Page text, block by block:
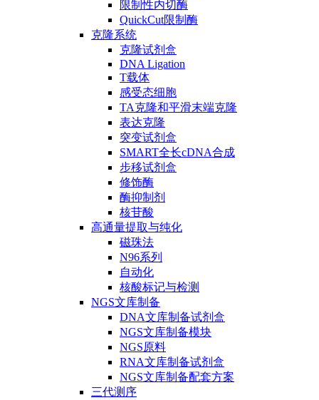
限制性内切酶
QuickCut限制酶
克隆系统
克隆试剂盒
DNA Ligation
T载体
感受态细胞
TA克隆和平滑末端克隆
表达克隆
突变试剂盒
SMART全长cDNA合成
步移试剂盒
修饰酶
酶抑制剂
核苷酸
高通量提取与纯化
磁珠法
N96系列
自动化
核酸标记与检测
NGS文库制备
DNA文库制备试剂盒
NGS文库制备模块
NGS原料
RNA文库制备试剂盒
NGS文库制备配套方案
三代测序